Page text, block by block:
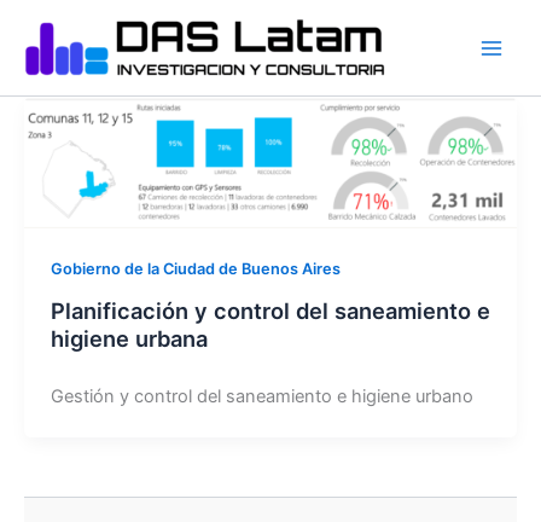
contenido
Gobierno de la Ciudad de Buenos Aires
Planificación y control del saneamiento e
higiene urbana
Gestión y control del saneamiento e higiene urbano